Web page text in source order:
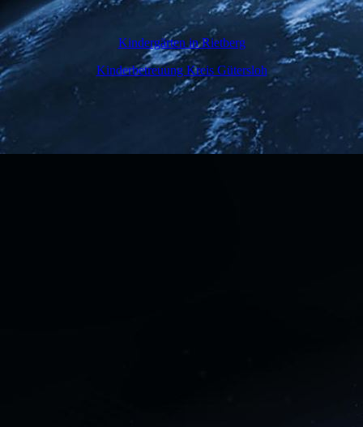
Kindergärten in Rietberg
Kinderbetreuung Kreis Gütersloh